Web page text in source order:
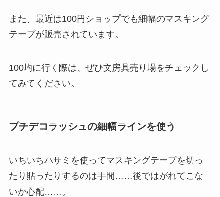
また、最近は100円ショップでも細幅のマスキング
テープが販売されています。
100均に行く際は、ぜひ文房具売り場をチェックし
てみてください。
プチデコラッシュの細幅ラインを使う
いちいちハサミを使ってマスキングテープを切っ
たり貼ったりするのは手間……後ではがれてこな
いか心配……。